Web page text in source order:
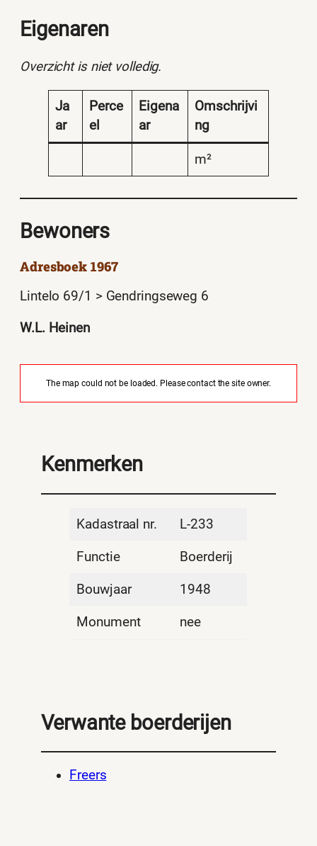
Eigenaren
Overzicht is niet volledig.
Ja
ar
Perce
el
Eigena
ar
Omschrijvi
ng
m²
Bewoners
Adresboek 1967
Lintelo 69/1 > Gendringseweg 6
W.L. Heinen
The map could not be loaded. Please contact the site owner.
Kenmerken
Kadastraal nr. L-233
Functie Boerderij
Bouwjaar 1948
Monument nee
Verwante boerderijen
Freers